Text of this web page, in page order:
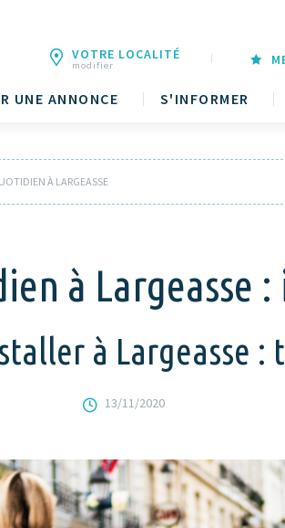
UNE ANNONCE S'INFORMER
VOTRE LOCALITÉ
modifier
À LARGEASSE
à Largeasse :
à Largeasse
13/11/2020